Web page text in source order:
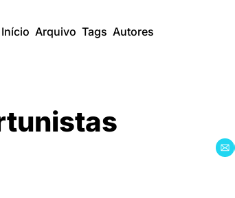
Início Arquivo Tags Autores